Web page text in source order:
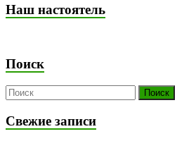
Наш настоятель
Поиск
Свежие записи